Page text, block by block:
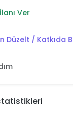
Ver
Düzelt / Katkıda